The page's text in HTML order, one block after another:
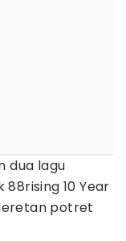
dua lagu
10 Year
potret